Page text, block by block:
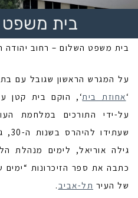
בית משפט
בית משפט השלום – רחוב יהודה
על המגרש הראשון שגובל עם
‘אחוזת בית‘, הוקם בית קטן
על-ידי התורכים במלחמת
גילה אוריאל, לימים מנהלת
כתבה את ספר הזיכרונות
של העיר תל-אביב.